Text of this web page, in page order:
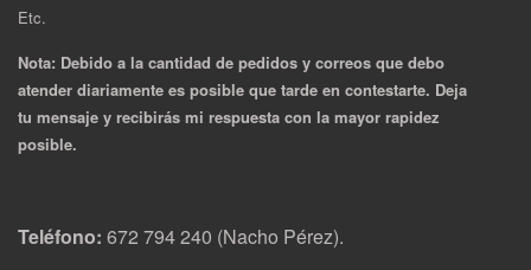
Etc.
Nota: Debido a la cantidad de pedidos y correos que debo
atender diariamente es posible que tarde en contestarte. Deja
tu mensaje y recibirás mi respuesta con la mayor rapidez
posible.
Teléfono: 672 794 240 (Nacho Pérez).